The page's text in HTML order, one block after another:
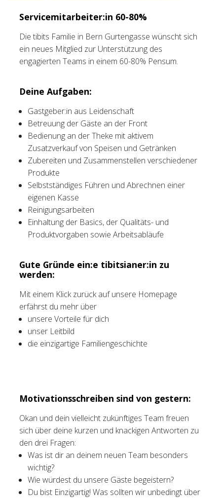
Tischreservation
Login
Schweiz (DE)
Servicemitarbeiter:in 60-80%
Die tibits Familie in Bern Gurtengasse wünscht sich
ein neues Mitglied zur Unterstützung des
engagierten Teams in einem 60-80% Pensum.
Deine Aufgaben:
Gastgeber:in aus Leidenschaft
Betreuung der Gäste an der Front
Bedienung an der Theke mit aktivem
Zusatzverkauf von Speisen und Getränken
Zubereiten und Zusammenstellen verschiedener
Produkte
Selbstständiges Führen und Abrechnen einer
eigenen Kasse
Reinigungsarbeiten
Einhaltung der Basics, der Qualitäts- und
Produktvorgaben sowie Arbeitsabläufe
Gute Gründe ein:e tibitsianer:in zu
werden:
Mit einem Klick zurück auf unsere Homepage
erfährst du mehr über
unsere Vorteile für dich
unser Leitbild
die einzigartige Familiengeschichte
Motivationsschreiben sind von gestern:
Okan und dein vielleicht zukünftiges Team freuen
sich über deine kurzen und knackigen Antworten zu
den drei Fragen:
Was ist dir an deinem neuen Team besonders
wichtig?
Wie würdest du unsere Gäste begeistern?
Du bist Einzigartig! Was sollten wir unbedingt über